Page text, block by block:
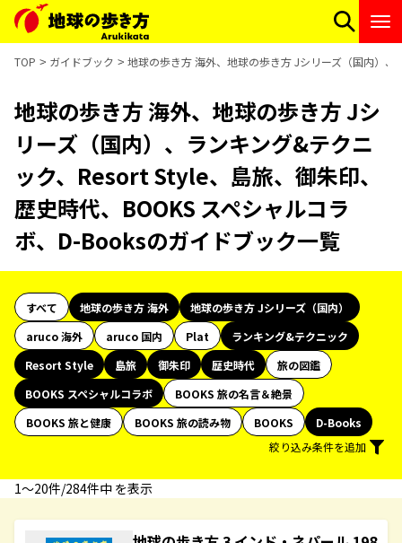
TOP ガイドブック 地球の歩き方 海外、地球の歩き方 Jシリーズ（国内）
地球の歩き方 海外、地球の歩き方 Jシ
リーズ（国内）、ランキング&テクニ
ック、Resort Style、島旅、御朱印、
歴史時代、BOOKS スペシャルコラ
ボ、D-Booksのガイドブック一覧
すべて 地球の歩き方 海外
地球の歩き方 Jシリーズ（国内）
aruco 海外
aruco 国内 Plat
ランキング&テクニック
Resort Style
島旅 御朱印 歴史時代
旅の図鑑
BOOKS スペシャルコラボ
BOOKS 旅の名言＆絶景
BOOKS 旅と健康
BOOKS 旅の読み物 BOOKS
D-Books
絞り込み条件を追加
1〜20件/284件中 を表示